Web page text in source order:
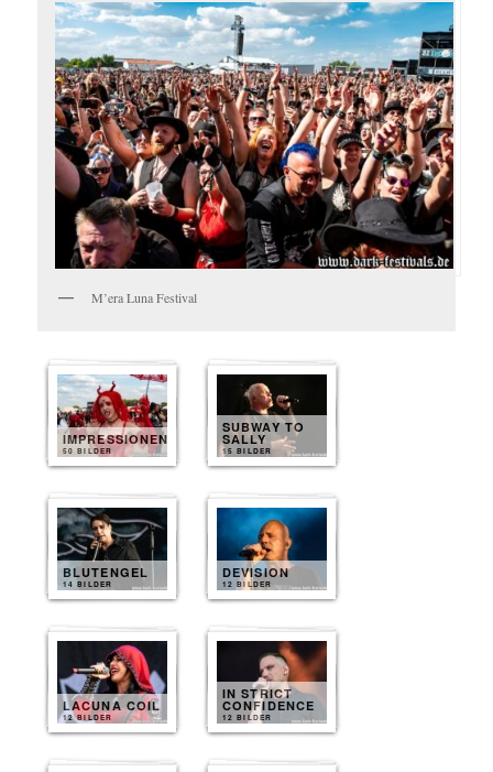
M’era Luna Festival
IMPRESSIONEN
50 BILDER
SUBWAY TO
SALLY
15 BILDER
BLUTENGEL
14 BILDER
DEVISION
12 BILDER
LACUNA COIL
12 BILDER
IN STRICT
CONFIDENCE
12 BILDER